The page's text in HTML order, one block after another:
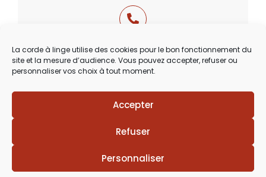
La corde à linge utilise des cookies pour le bon fonctionnement du
site et la mesure d’audience. Vous pouvez accepter, refuser ou
personnaliser vos choix à tout moment.
Accepter
Refuser
Personnaliser
03 29 60 49 17
Du Mardi au Samedi